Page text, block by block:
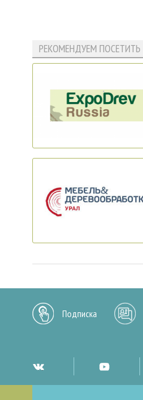
РЕКОМЕНДУЕМ ПОСЕТИТЬ
Подписка